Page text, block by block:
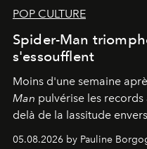
POP CULTURE
Spider-Man
s'essoufflent
Moins d'une semaine
Man pulvérise les
delà de la lassitude
personnages continuent
05.08.2026 by Pauline